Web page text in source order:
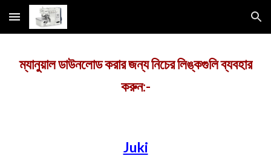
Skip to main content Skip to navigation
ম্যানুয়াল ডাউনলোড করার জন্য নিচের লিঙ্কগুলি ব্যবহার
করুন:-
Juki